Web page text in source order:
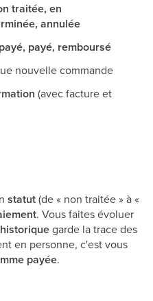
traitée, en
annulée
payé, remboursé
nouvelle commande
(avec facture et
statut(de « non traitée » à «
. Vous faites évoluer
historiquegarde la trace des
en personne, c'est vous
payée.